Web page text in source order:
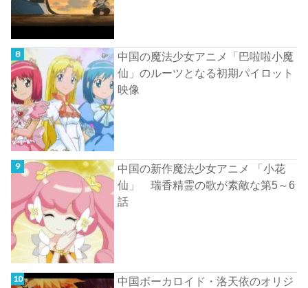
中国の魔法少女アニメ「巴啦啦小魔
仙」のルーツとなる初期パイロット
映像
中国の新作魔法少女アニメ 「小花
仙」 瑞香精霊の歌が素敵な第5～6
話
中国ボーカロイド・洛天依のオリジ